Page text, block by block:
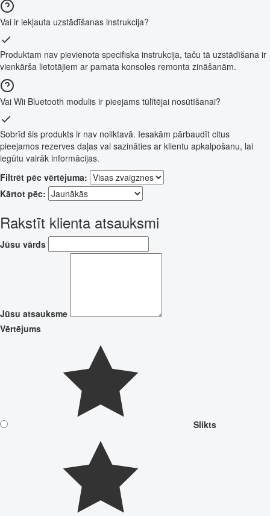
Vai ir iekļauta uzstādīšanas instrukcija?
Produktam nav pievienota specifiska instrukcija, taču tā uzstādīšana ir
vienkārša lietotājiem ar pamata konsoles remonta zināšanām.
Vai Wii Bluetooth modulis ir pieejams tūlītējai nosūtīšanai?
Šobrīd šis produkts ir nav noliktavā. Iesakām pārbaudīt citus
pieejamos rezerves daļas vai sazināties ar klientu apkalpošanu, lai
iegūtu vairāk informācijas.
Filtrēt pēc vērtējuma:
Kārtot pēc:
Rakstīt klienta atsauksmi
Jūsu vārds
Jūsu atsauksme
Vērtējums
Slikts